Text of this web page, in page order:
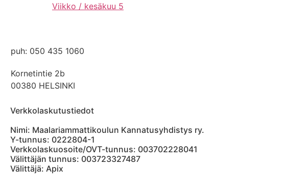
Viikko / kesäkuu 5
puh: 050 435 1060
Kornetintie 2b
00380 HELSINKI
Verkkolaskutustiedot
Nimi: Maalariammattikoulun Kannatusyhdistys ry.
Y-tunnus: 0222804-1
Verkkolaskuosoite/OVT-tunnus: 003702228041
Välittäjän tunnus: 003723327487
Välittäjä: Apix